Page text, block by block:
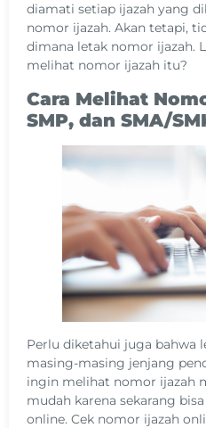
diamati setiap ijazah yang
nomor ijazah. Akan tetapi,
dimana letak nomor ijazah.
melihat nomor ijazah itu?
Cara Melihat
SMP, dan SMA/
Perlu diketahui juga bahwa
masing-masing jenjang
ingin melihat nomor ijazah
mudah karena sekarang
online. Cek nomor ijazah